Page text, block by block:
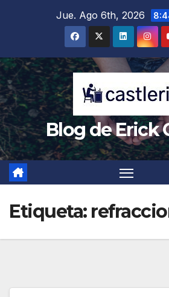
Jue. Ago 6th, 2026
Blog de Erick
Etiqueta: